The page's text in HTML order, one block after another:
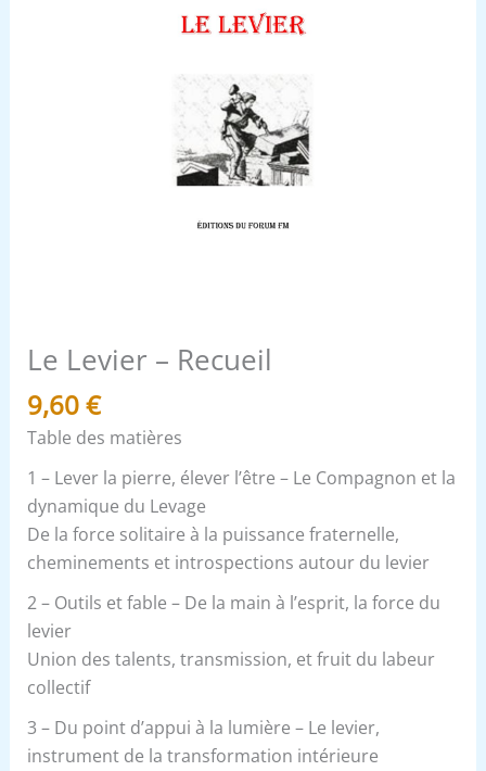
Le Levier – Recueil
9,60€
Table des matières
1 – Lever la pierre, élever l’être – Le Compagnon et la
dynamique du Levage
De la force solitaire à la puissance fraternelle,
cheminements et introspections autour du levier
2 – Outils et fable – De la main à l’esprit, la force du
levier
Union des talents, transmission, et fruit du labeur
collectif
3 – Du point d’appui à la lumière – Le levier,
instrument de la transformation intérieure